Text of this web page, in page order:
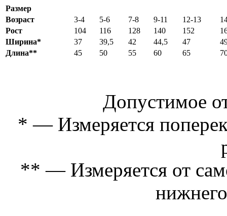
Размер
Возраст
3-4 5-6 7-8 9-11 12-13
Рост
104 116 128 140 152
Ширина*
37 39,5 42 44,5 47
Длина**
45 50 55 60 65
Допустимое
* — Измеряется
** — Измеряется от